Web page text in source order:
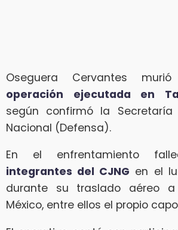
Oseguera Cervantes
operación ejecutada en
según confirmó la
Nacional (Defensa).
En el enfrentamiento
integrantes del CJNG en el
durante su traslado aéreo
México, entre ellos el propio